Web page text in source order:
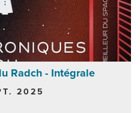
Radch - Intégrale
2025